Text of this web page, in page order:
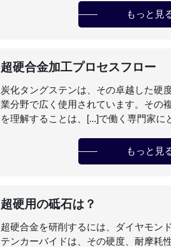
もっと見
超硬合金加工プロセスフロー
炭化タングステンは、その卓越した硬
業分野で広く使用されています。その
を理解することは、[...]で働く専門家に
もっと見
超硬用の砥石は？
超硬合金を研削するには、ダイヤモン
テンカーバイドは、その硬度、耐摩耗